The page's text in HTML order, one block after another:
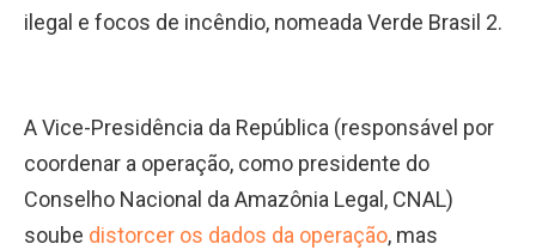
ilegal e focos de incêndio, nomeada Verde Brasil 2.
A Vice-Presidência da República (responsável por
coordenar a operação, como presidente do
Conselho Nacional da Amazônia Legal, CNAL)
soube distorcer os dados da operação, mas